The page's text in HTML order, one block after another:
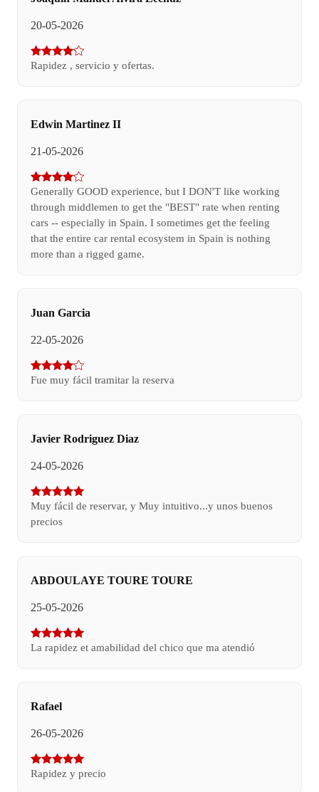
20-05-2026
Rapidez , servicio y ofertas.
Edwin Martinez II
21-05-2026
Generally GOOD experience, but I DON'T like working
through middlemen to get the "BEST" rate when renting
cars -- especially in Spain. I sometimes get the feeling
that the entire car rental ecosystem in Spain is nothing
more than a rigged game.
Juan Garcia
22-05-2026
Fue muy fácil tramitar la reserva
Javier Rodriguez Diaz
24-05-2026
Muy fácil de reservar, y Muy intuitivo...y unos buenos
precios
ABDOULAYE TOURE TOURE
25-05-2026
La rapidez et amabilidad del chico que ma atendió
Rafael
26-05-2026
Rapidez y precio